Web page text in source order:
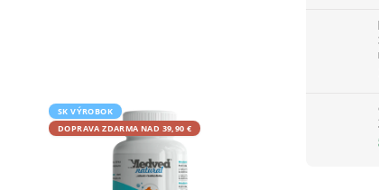
SK VÝROBOK
DOPRAVA ZDARMA NAD 39,90 €
DOPRAVA ZDARMA NAD